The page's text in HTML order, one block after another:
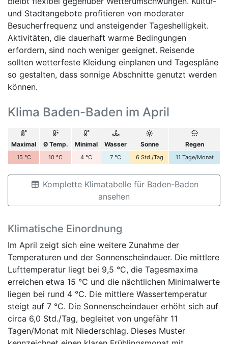
und Stadtangebote profitieren von moderater
Besucherfrequenz und ansteigender Tageshelligkeit.
Aktivitäten, die dauerhaft warme Bedingungen
erfordern, sind noch weniger geeignet. Reisende
sollten wetterfeste Kleidung einplanen und Tagespläne
so gestalten, dass sonnige Abschnitte genutzt werden
können.
Klima Baden-Baden im April
Maximal Ø Temp. Minimal Wasser Sonne Regen
15 °C 10 °C 4 °C 7 °C 6 Std./Tag 11 Tage/Monat
Komplette Klimatabelle für Baden-Baden
ansehen
Klimatische Einordnung
Im April zeigt sich eine weitere Zunahme der
Temperaturen und der Sonnenscheindauer. Die mittlere
Lufttemperatur liegt bei 9,5 °C, die Tagesmaxima
erreichen etwa 15 °C und die nächtlichen Minimalwerte
liegen bei rund 4 °C. Die mittlere Wassertemperatur
steigt auf 7 °C. Die Sonnenscheindauer erhöht sich auf
circa 6,0 Std./Tag, begleitet von ungefähr 11
Tagen/Monat mit Niederschlag. Dieses Muster